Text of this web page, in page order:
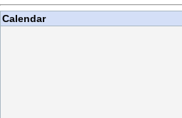
Calendar